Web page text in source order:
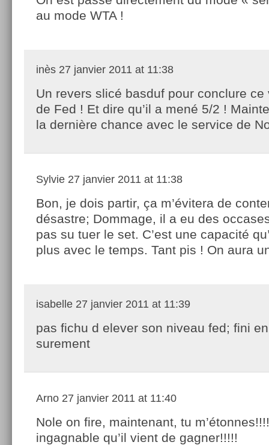
au mode WTA !
inès 27 janvier 2011 at 11:38
Un revers slicé basduf pour conclure ce
de Fed ! Et dire qu’il a mené 5/2 !
la dernière chance avec le service de
Sylvie 27 janvier 2011 at 11:38
Bon, je dois partir, ça m’évitera de
désastre; Dommage, il a eu des
pas su tuer le set. C’est une capacité
plus avec le temps. Tant pis ! On aura
isabelle 27 janvier 2011 at 11:39
pas fichu d elever son niveau fed; fini
surement
Arno 27 janvier 2011 at 11:40
Nole on fire, maintenant, tu
ingagnable qu’il vient de gagner!!!!!